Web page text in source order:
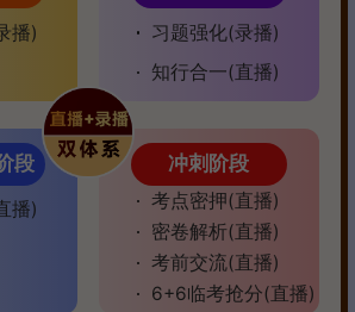
播)
习题强化(录播)
知行合一(直播)
段
播)
冲刺阶段
考点密押(直播)
密卷解析(直播)
考前交流(直播)
6+6临考抢分(直播)